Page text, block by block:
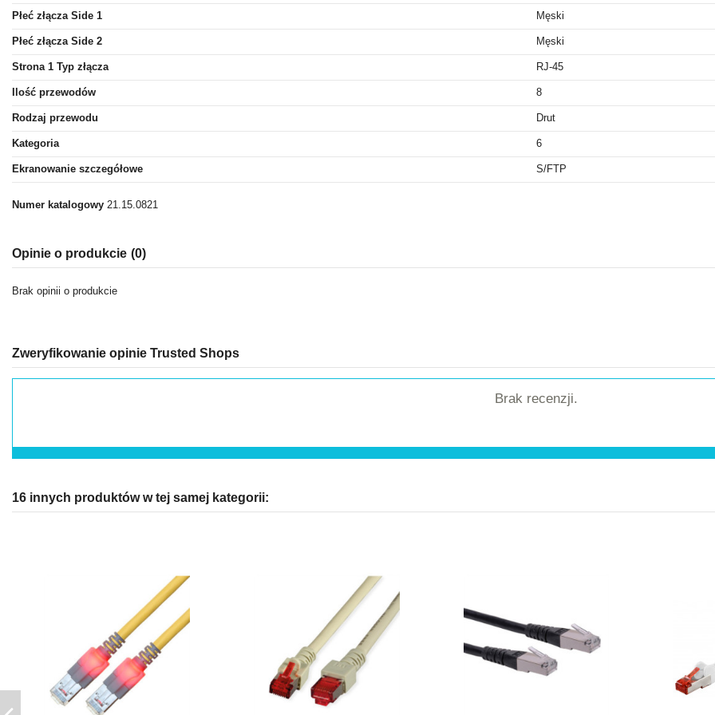
Płeć złącza Side 1 Męski
Płeć złącza Side 2 Męski
Strona 1 Typ złącza RJ-45
Ilość przewodów 8
Rodzaj przewodu Drut
Kategoria 6
Ekranowanie szczegółowe S/FTP
Numer katalogowy 21.15.0821
Opinie o produkcie (0)
Brak opinii o produkcie
Zweryfikowanie opinie Trusted Shops
Brak recenzji.
16 innych produktów w tej samej kategorii: